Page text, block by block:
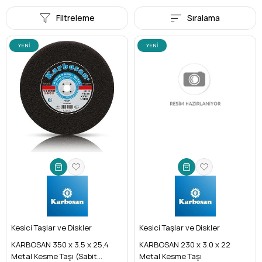
Filtreleme Sıralama
Kesici Taşlar ve Diskler
KARBOSAN 350 x 3.5 x 25,4
Metal Kesme Taşı (Sabit
YENI
ÜRÜN
Kesici Taşlar ve Diskler
KARBOSAN 230 x 3.0 x 22
Metal Kesme Taşı
YENI